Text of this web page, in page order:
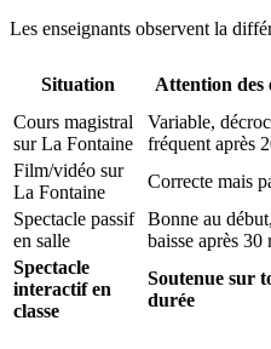
Les enseignants observent la
Situation Attention des
Cours magistral
sur La Fontaine
Variable,
fréquent après
Film/vidéo sur
La Fontaine
Correcte mais
Spectacle passif
en salle
Bonne au début,
baisse après 30
Spectacle
interactif en
classe
Soutenue sur
durée